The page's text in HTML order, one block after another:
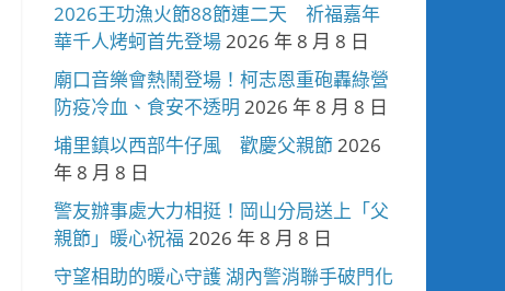
2026王功漁火節88節連二天 祈福嘉年
華千人烤蚵首先登場2026 年 8 月 8 日
廟口音樂會熱鬧登場！柯志恩重砲轟綠營
防疫冷血、食安不透明 2026 年 8 月 8 日
埔里鎮以西部牛仔風 歡慶父親節2026
年 8 月 8 日
警友辦事處大力相挺！岡山分局送上「父
親節」暖心祝福 2026 年 8 月 8 日
守望相助的暖心守護 湖內警消聯手破門化